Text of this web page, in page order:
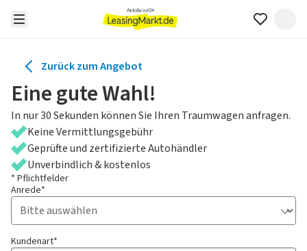
Zurück zum Angebot
Eine gute Wahl!
In nur 30 Sekunden können Sie Ihren Traumwagen anfragen.
Keine Vermittlungsgebühr
Geprüfte und zertifizierte Autohändler
Unverbindlich & kostenlos
* Pflichtfelder
Anrede*
Kundenart*